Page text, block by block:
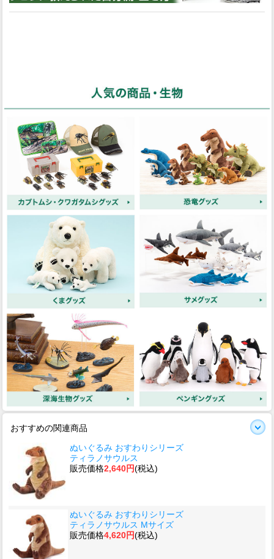
おすすめの関連商品
ぬいぐるみ おすわりシリーズ
ティラノサウルス
販売価格2,640円(税込)
ぬいぐるみ おすわりシリーズ
ティラノサウルス Mサイズ
販売価格4,620円(税込)